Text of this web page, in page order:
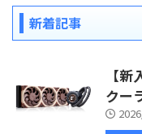
新着記事
【
クー